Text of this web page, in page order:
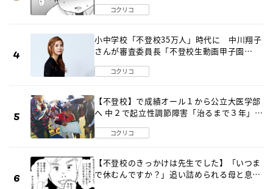
コクリコ
小中学校「不登校35万人」時代に 中川翔子
さんが審査委員長「不登校生動画甲子園
コクリコ
【不登校】で成績オール１から公立大医学部
へ 中２で起立性調節障害「治るまで３年」の
コクリコ
【不登校のきっかけは先生でした】「いつま
で休むんですか？」追い詰められる母と息子